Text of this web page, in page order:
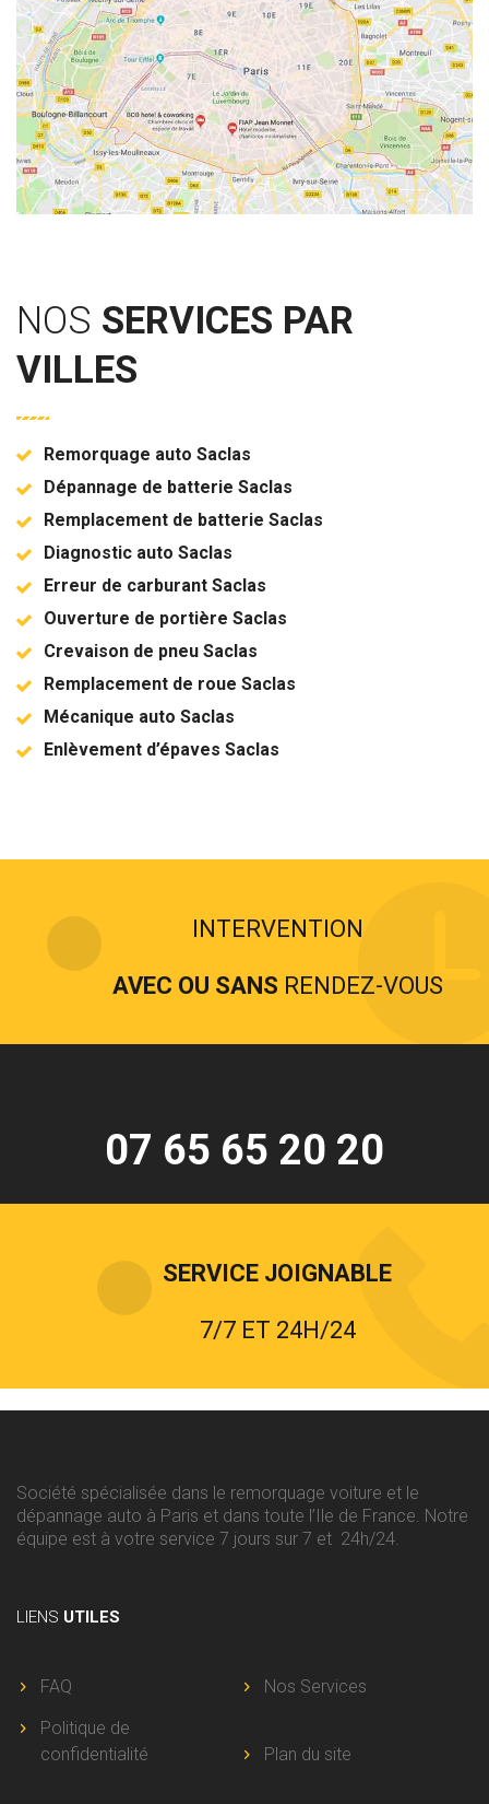
NOS SERVICES PAR
VILLES
Remorquage auto Saclas
Dépannage de batterie Saclas
Remplacement de batterie Saclas
Diagnostic auto Saclas
Erreur de carburant Saclas
Ouverture de portière Saclas
Crevaison de pneu Saclas
Remplacement de roue Saclas
Mécanique auto Saclas
Enlèvement d’épaves Saclas
INTERVENTION
AVEC OU SANS RENDEZ-VOUS
07 65 65 20 20
SERVICE JOIGNABLE
7/7 ET 24H/24
Société spécialisée dans le remorquage voiture et le
dépannage auto à Paris et dans toute l’Ile de France. Notre
équipe est à votre service 7 jours sur 7 et 24h/24.
LIENS UTILES
FAQ
Nos Services
Politique de
confidentialité
Plan du site